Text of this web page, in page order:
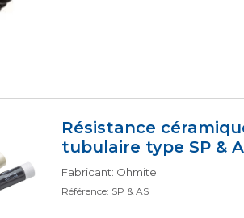
Résistance
tubulaire type SP &
Fabricant: Ohmite
Référence: SP & AS